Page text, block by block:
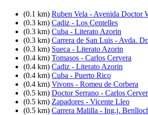
(0.1 km) Ruben Vela - Avenida Doctor
(0.3 km) Cadiz - Los Centelles
(0.3 km) Cuba - Literato Azorin
(0.3 km) Carrera de San Luis - Avda.
(0.3 km) Sueca - Literato Azorin
(0.4 km) Tomasos - Carlos Cervera
(0.4 km) Cadiz - Literato Azorin
(0.4 km) Cuba - Puerto Rico
(0.4 km) Vivons - Romeu de Corbera
(0.5 km) Doctor Serrano - Carlos
(0.5 km) Zapadores - Vicente Lleo
(0.5 km) Carrera Malilla - Ing.j.